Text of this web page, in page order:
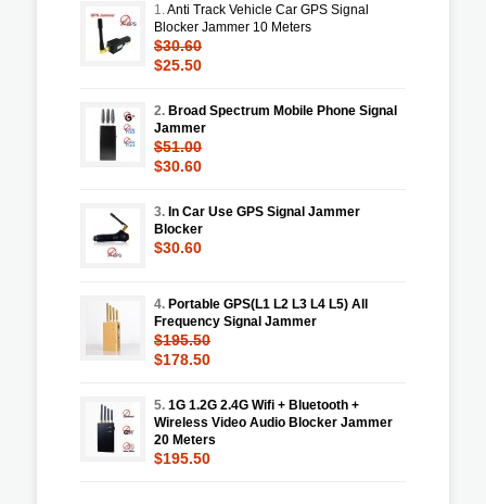
1.Anti Track Vehicle Car GPS Signal
Blocker Jammer 10 Meters
$30.60
$25.50
2. Broad Spectrum Mobile Phone Signal
Jammer
$51.00
$30.60
3. In Car Use GPS Signal Jammer
Blocker
$30.60
4. Portable GPS(L1 L2 L3 L4 L5) All
Frequency Signal Jammer
$195.50
$178.50
5. 1G 1.2G 2.4G Wifi + Bluetooth +
Wireless Video Audio Blocker Jammer
20 Meters
$195.50